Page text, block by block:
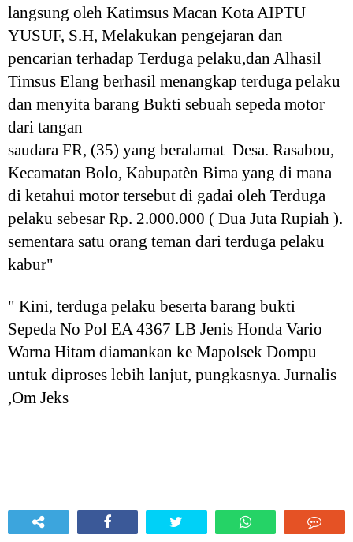
langsung oleh Katimsus Macan Kota AIPTU
YUSUF, S.H, Melakukan pengejaran dan
pencarian terhadap Terduga pelaku,dan Alhasil
Timsus Elang berhasil menangkap terduga pelaku
dan menyita barang Bukti sebuah sepeda motor
dari tangan
saudara FR, (35) yang beralamat Desa. Rasabou,
Kecamatan Bolo, Kabupatèn Bima yang di mana
di ketahui motor tersebut di gadai oleh Terduga
pelaku sebesar Rp. 2.000.000 ( Dua Juta Rupiah ).
sementara satu orang teman dari terduga pelaku
kabur"
" Kini, terduga pelaku beserta barang bukti
Sepeda No Pol EA 4367 LB Jenis Honda Vario
Warna Hitam diamankan ke Mapolsek Dompu
untuk diproses lebih lanjut, pungkasnya. Jurnalis
,Om Jeks